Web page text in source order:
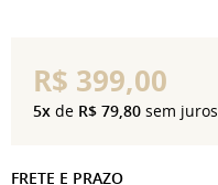
R$ 399,00
5x de R$ 79,80 sem juros
FRETE E PRAZO